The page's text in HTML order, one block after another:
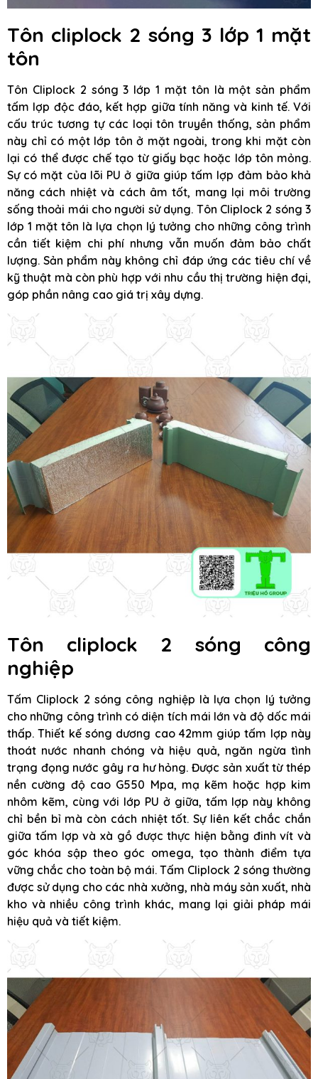
Tôn cliplock 2 sóng 3 lớp 1 mặt
tôn
Tôn Cliplock 2 sóng 3 lớp 1 mặt tôn là một sản phẩm
tấm lợp độc đáo, kết hợp giữa tính năng và kinh tế. Với
cấu trúc tương tự các loại tôn truyền thống, sản phẩm
này chỉ có một lớp tôn ở mặt ngoài, trong khi mặt còn
lại có thể được chế tạo từ giấy bạc hoặc lớp tôn mỏng.
Sự có mặt của lõi PU ở giữa giúp tấm lợp đảm bảo khả
năng cách nhiệt và cách âm tốt, mang lại môi trường
sống thoải mái cho người sử dụng. Tôn Cliplock 2 sóng 3
lớp 1 mặt tôn là lựa chọn lý tưởng cho những công trình
cần tiết kiệm chi phí nhưng vẫn muốn đảm bảo chất
lượng. Sản phẩm này không chỉ đáp ứng các tiêu chí về
kỹ thuật mà còn phù hợp với nhu cầu thị trường hiện đại,
góp phần nâng cao giá trị xây dựng.
Tôn cliplock 2 sóng công
nghiệp
Tấm Cliplock 2 sóng công nghiệp là lựa chọn lý tưởng
cho những công trình có diện tích mái lớn và độ dốc mái
thấp. Thiết kế sóng dương cao 42mm giúp tấm lợp này
thoát nước nhanh chóng và hiệu quả, ngăn ngừa tình
trạng đọng nước gây ra hư hỏng. Được sản xuất từ thép
nền cường độ cao G550 Mpa, mạ kẽm hoặc hợp kim
nhôm kẽm, cùng với lớp PU ở giữa, tấm lợp này không
chỉ bền bỉ mà còn cách nhiệt tốt. Sự liên kết chắc chắn
giữa tấm lợp và xà gồ được thực hiện bằng đinh vít và
góc khóa sập theo góc omega, tạo thành điểm tựa
vững chắc cho toàn bộ mái. Tấm Cliplock 2 sóng thường
được sử dụng cho các nhà xưởng, nhà máy sản xuất, nhà
kho và nhiều công trình khác, mang lại giải pháp mái
hiệu quả và tiết kiệm.